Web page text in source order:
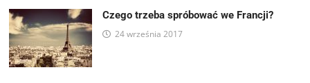
Czego trzeba spróbować we Francji?
24 września 2017